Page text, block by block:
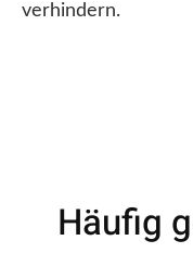
verhindern.
Häufig